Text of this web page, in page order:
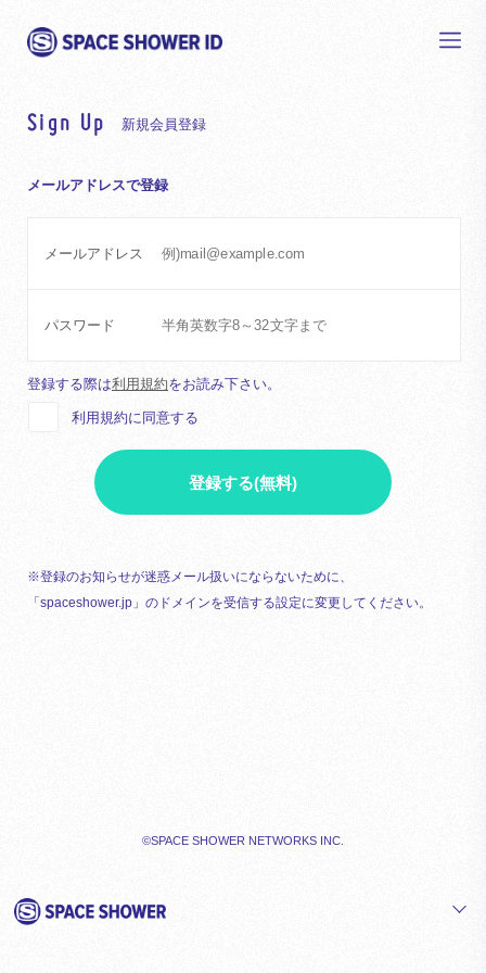
Sign Up 新規会員登録
メールアドレスで登録
メールアドレス
パスワード
登録する際は利用規約をお読み下さい。
利用規約に同意する
登録する(無料)
※登録のお知らせが迷惑メール扱いにならないために、
「spaceshower.jp」のドメインを受信する設定に変更してください。
©SPACE SHOWER NETWORKS INC.